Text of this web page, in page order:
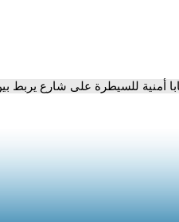
أمنية للسيطرة على شارع يربط